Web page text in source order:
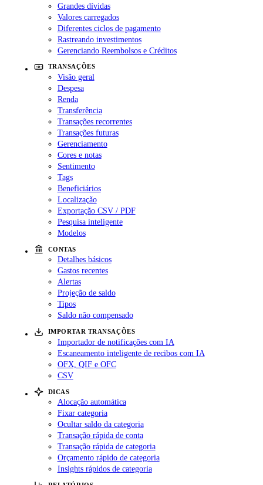
Grandes dívidas
Valores carregados
Diferentes ciclos de pagamento
Rastreando investimentos
Gerenciando Reembolsos e Créditos
TRANSAÇÕES
Visão geral
Despesa
Renda
Transferência
Transações recorrentes
Transações futuras
Gerenciamento
Cores e notas
Sentimento
Tags
Beneficiários
Localização
Exportação CSV / PDF
Pesquisa inteligente
Modelos
CONTAS
Detalhes básicos
Gastos recentes
Alertas
Projeção de saldo
Tipos
Saldo não compensado
IMPORTAR TRANSAÇÕES
Importador de notificações com IA
Escaneamento inteligente de recibos com IA
OFX, QIF e OFC
CSV
DICAS
Alocação automática
Fixar categoria
Ocultar saldo da categoria
Transação rápida de conta
Transação rápida de categoria
Orçamento rápido de categoria
Insights rápidos de categoria